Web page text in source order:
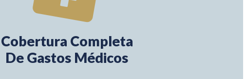
Cobertura Completa
De Gastos Médicos